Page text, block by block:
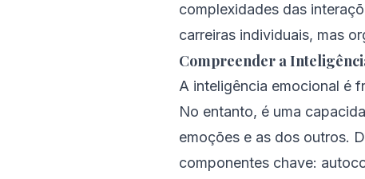
complexidades das
carreiras individuais, mas
Compreender a
A inteligência emocional é
No entanto, é uma
emoções e as dos outros.
componentes chave: